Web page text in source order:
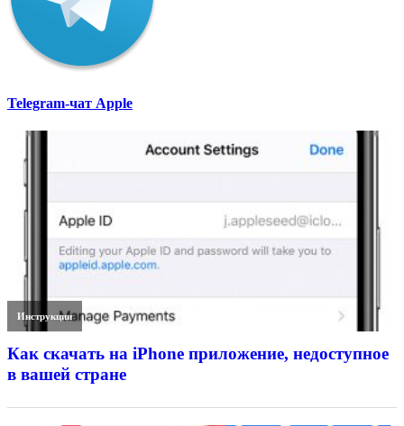
Telegram-чат Apple
Инструкции
Как скачать на iPhone приложение, недоступное
в вашей стране